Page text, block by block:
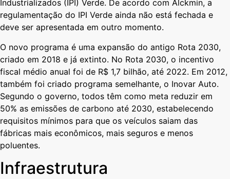
Industrializados (IPI) Verde. De acordo com Alckmin, a
regulamentação do IPI Verde ainda não está fechada e
deve ser apresentada em outro momento.
O novo programa é uma expansão do antigo Rota 2030,
criado em 2018 e já extinto. No Rota 2030, o incentivo
fiscal médio anual foi de R$ 1,7 bilhão, até 2022. Em 2012,
também foi criado programa semelhante, o Inovar Auto.
Segundo o governo, todos têm como meta reduzir em
50% as emissões de carbono até 2030, estabelecendo
requisitos mínimos para que os veículos saiam das
fábricas mais econômicos, mais seguros e menos
poluentes.
Infraestrutura